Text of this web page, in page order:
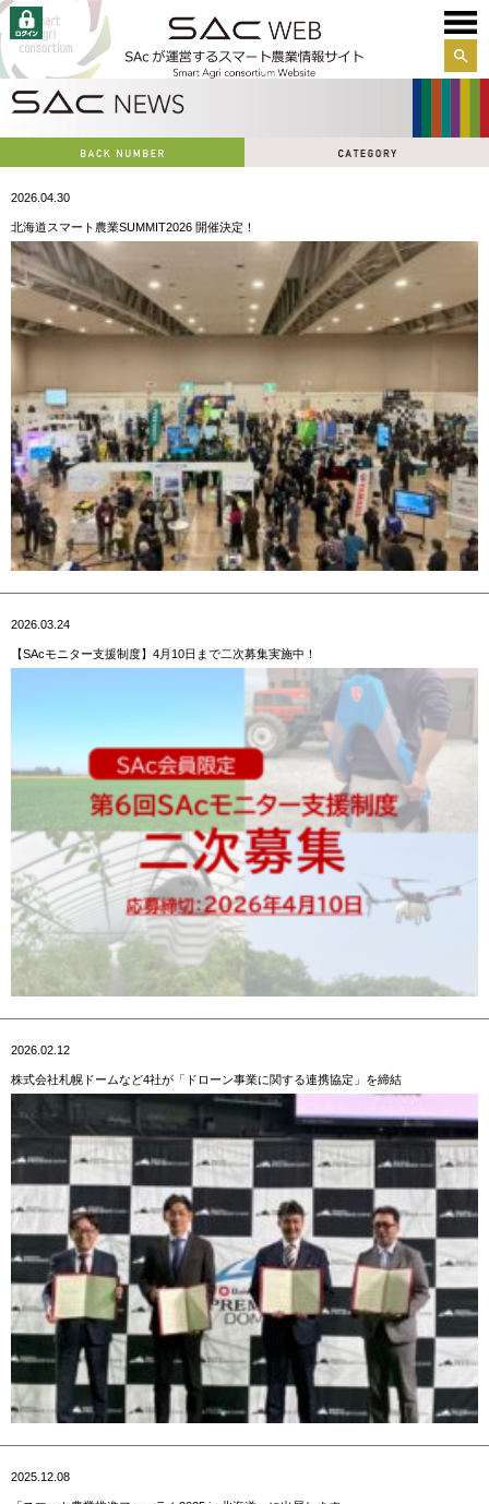
サイ
2026.04.30
北海道スマート農業SUMMIT2026 開催決定！
2026.03.24
【SAcモニター支援制度】4月10日まで二次募集実施中！
2026.02.12
株式会社札幌ドームなど4社が「ドローン事業に関する連携協定」を締結
2025.12.08